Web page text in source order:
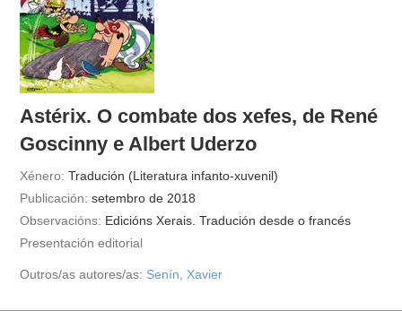
Astérix. O combate dos xefes, de René
Goscinny e Albert Uderzo
Xénero: Tradución (Literatura infanto-xuvenil)
Publicación: setembro de 2018
Observacións: Edicións Xerais. Tradución desde o francés
Presentación editorial
Outros/as autores/as: Senín, Xavier